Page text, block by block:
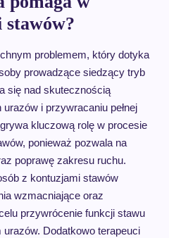
problemem, który dotyka
prowadzące siedzący tryb
się nad skutecznością
i przywracaniu pełnej
kluczową rolę w procesie
ponieważ pozwala na
poprawę zakresu ruchu.
z kontuzjami stawów
wzmacniające oraz
przywrócenie funkcji stawu
Dodatkowo terapeuci